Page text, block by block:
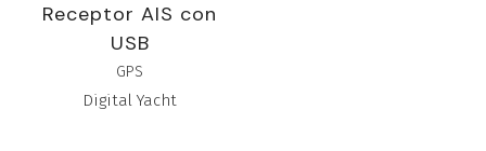
Receptor AIS con
USB
GPS
Digital Yacht